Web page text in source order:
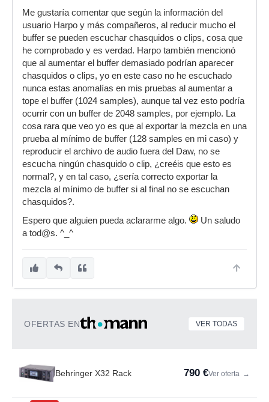
Me gustaría comentar que según la información del
usuario Harpo y más compañeros, al reducir mucho el
buffer se pueden escuchar chasquidos o clips, cosa que
he comprobado y es verdad. Harpo también mencionó
que al aumentar el buffer demasiado podrían aparecer
chasquidos o clips, yo en este caso no he escuchado
nunca estas anomalías en mis pruebas al aumentar a
tope el buffer (1024 samples), aunque tal vez esto podría
ocurrir con un buffer de 2048 samples, por ejemplo. La
cosa rara que veo yo es que al exportar la mezcla en una
prueba al mínimo de buffer (128 samples en mi caso) y
reproducir el archivo de audio fuera del Daw, no se
escucha ningún chasquido o clip, ¿creéis que esto es
normal?, y en tal caso, ¿sería correcto exportar la
mezcla al mínimo de buffer si al final no se escuchan
chasquidos?.
Espero que alguien pueda aclararme algo.
Un saludo
a tod@s. ^_^
OFERTAS EN VER TODAS
Behringer X32 Rack 790 €Ver oferta →